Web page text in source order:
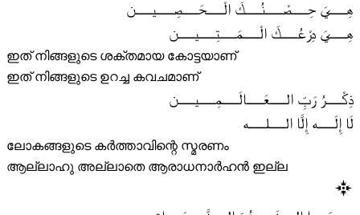
هِـــــيَ حِـــــصْـــــنُـــــكَ الْـــــحَـــــصِـــــيـــــن
هِـــــيَ دِرْعُـــــكَ الْـــــمَـــــتِـــــيـــــن
ഇത് നിങ്ങളുടെ ശക്തമായ കോട്ടയാണ്
ഇത് നിങ്ങളുടെ ഉറച്ച കവചമാണ്
ذِكْـــــرُ رَبِّ الـــــعَـــــالَـــــمِـــــيـــــن
لَا إِلَـــــه إِلَّا الـــــلـــــه
ലോകങ്ങളുടെ കർത്താവിന്റെ സ്മരണം
ആല്ലാഹു അല്ലാതെ ആരാധനാർഹൻ ഇല്ല